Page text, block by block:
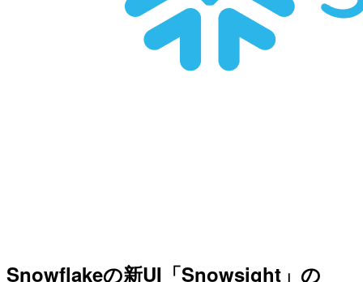
Snowflakeの新UI「Snowsight」の